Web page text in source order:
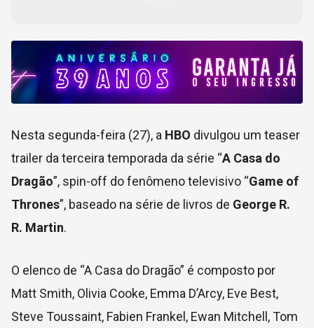
Nesta segunda-feira (27), a HBO divulgou um teaser
trailer da terceira temporada da série “A Casa do
Dragão”, spin-off do fenômeno televisivo “Game of
Thrones”, baseado na série de livros de George R.
R. Martin.
O elenco de “A Casa do Dragão” é composto por
Matt Smith, Olivia Cooke, Emma D’Arcy, Eve Best,
Steve Toussaint, Fabien Frankel, Ewan Mitchell, Tom